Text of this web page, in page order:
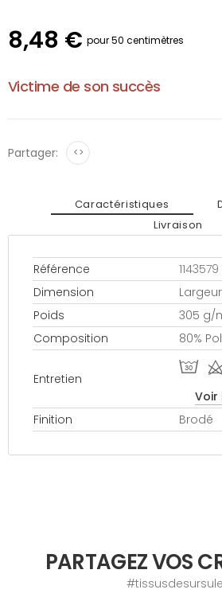
8,48 € pour 50 centimètres
Victime de son succès
Partager: <>
Caractéristiques
Livraison
Référence
1143579
Dimension
Poids
305 g/
Composition
80%
Entretien
T
Voir
Finition
Brodé
PARTAGEZ VOS